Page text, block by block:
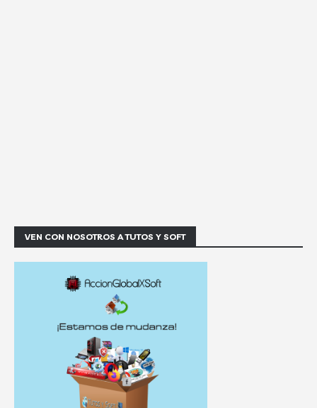
VEN CON NOSOTROS A TUTOS Y SOFT